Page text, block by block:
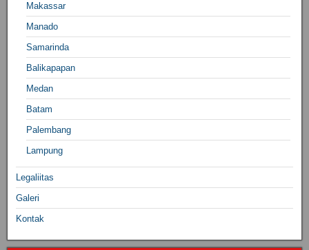
Makassar
Manado
Samarinda
Balikapapan
Medan
Batam
Palembang
Lampung
Legaliitas
Galeri
Kontak